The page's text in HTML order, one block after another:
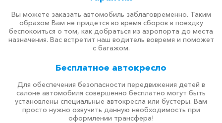
Вы можете заказать автомобиль заблаговременно. Таким
образом Вам не придется во время сборов в поездку
беспокоиться о том, как добраться из аэропорта до места
назначения. Вас встретит наш водитель вовремя и поможет
с багажом.
Бесплатное автокресло
Для обеспечения безопасности передвижения детей в
салоне автомобиля совершенно бесплатно могут быть
установлены специальные автокресла или бустеры. Вам
просто нужно озвучить данную необходимость при
оформлении трансфера!